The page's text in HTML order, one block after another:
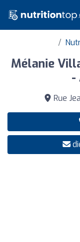
Mélanie
-
Rue